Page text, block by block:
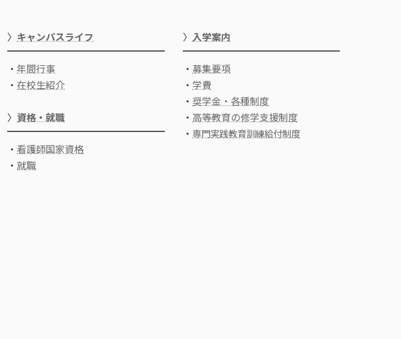
〉 キャンパスライフ
・ 年間行事
・ 在校生紹介
〉 資格・就職
・ 看護師国家資格
・ 就職
〉 入学案内
・ 募集要項
・ 学費
・ 奨学金・各種制度
・ 高等教育の修学支援制度
・ 専門実践教育訓練給付制度